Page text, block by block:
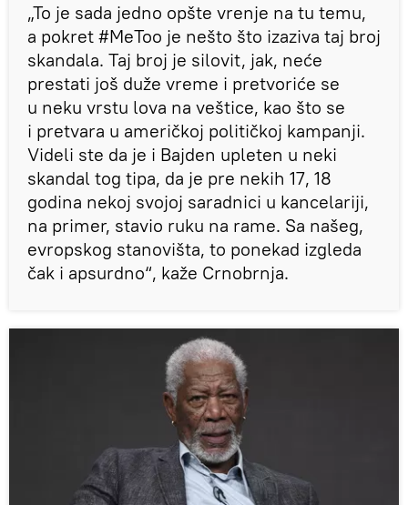
„To je sada jedno opšte vrenje na tu temu,
a pokret #MeToo je nešto što izaziva taj broj
skandala. Taj broj je silovit, jak, neće
prestati još duže vreme i pretvoriće se
u neku vrstu lova na veštice, kao što se
i pretvara u američkoj političkoj kampanji.
Videli ste da je i Bajden upleten u neki
skandal tog tipa, da je pre nekih 17, 18
godina nekoj svojoj saradnici u kancelariji,
na primer, stavio ruku na rame. Sa našeg,
evropskog stanovišta, to ponekad izgleda
čak i apsurdno“, kaže Crnobrnja.